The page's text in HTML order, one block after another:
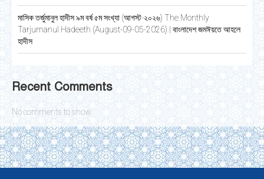
মাসিক তর্জুমানুল হাদীস ৯ম বর্ষ ৫ম সংখ্যা (আগস্ট-২০২৬) The Monthly
Tarjumanul Hadeeth (August-09-05-2026) | বাংলাদেশ জমঈয়তে আহলে
হাদীস
Recent Comments
No comments to show.